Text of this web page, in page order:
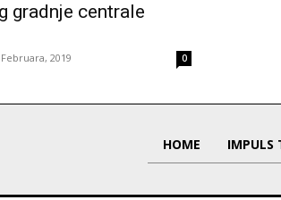
gradnje centrale
Februara, 2019 0
HOME IMPULS